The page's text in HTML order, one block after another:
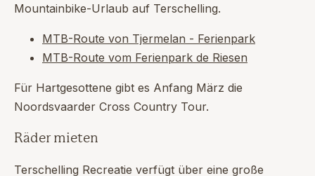
Mountainbike-Urlaub auf Terschelling.
MTB-Route von Tjermelan - Ferienpark
MTB-Route vom Ferienpark de Riesen
Für Hartgesottene gibt es Anfang März die
Noordsvaarder Cross Country Tour.
Räder mieten
Terschelling Recreatie verfügt über eine große